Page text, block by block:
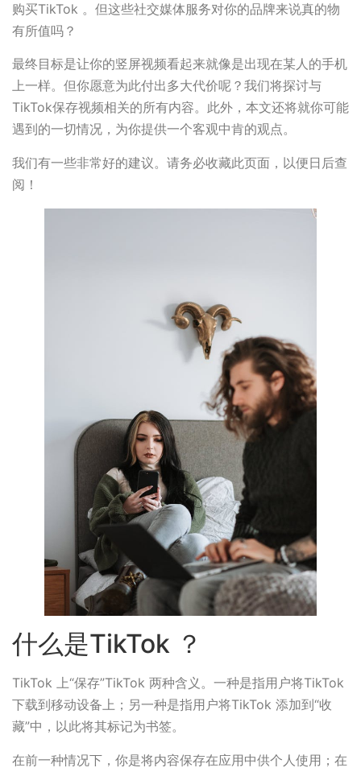
购买TikTok 。但这些社交媒体服务对你的品牌来说真的物
有所值吗？
最终目标是让你的竖屏视频看起来就像是出现在某人的手机
上一样。但你愿意为此付出多大代价呢？我们将探讨与
TikTok保存视频相关的所有内容。此外，本文还将就你可能
遇到的一切情况，为你提供一个客观中肯的观点。
我们有一些非常好的建议。请务必收藏此页面，以便日后查
阅！
什么是TikTok ？
TikTok 上“保存”TikTok 两种含义。一种是指用户将TikTok
下载到移动设备上；另一种是指用户将TikTok 添加到“收
藏”中，以此将其标记为书签。
在前一种情况下，你是将内容保存在应用中供个人使用；在